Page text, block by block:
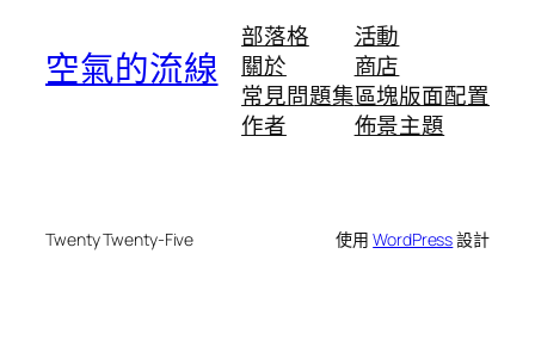
空氣的流線
部落格
關於
常見問題集
作者
活動
商店
區塊版面配置
佈景主題
Twenty Twenty-Five 使用WordPress設計